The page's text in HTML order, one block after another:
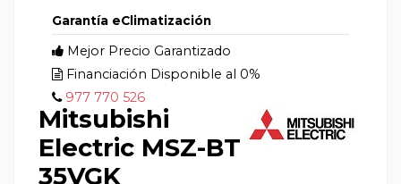
Garantía eClimatización
Mejor Precio Garantizado
Financiación Disponible al 0%
977 770 526
Mitsubishi
Electric MSZ-BT
35VGK